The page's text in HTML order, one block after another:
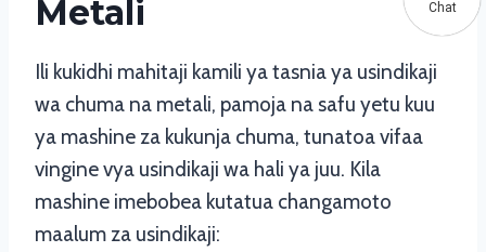
Metali
Ili kukidhi mahitaji kamili ya tasnia ya usindikaji
wa chuma na metali, pamoja na safu yetu kuu
ya mashine za kukunja chuma, tunatoa vifaa
vingine vya usindikaji wa hali ya juu. Kila
mashine imebobea kutatua changamoto
maalum za usindikaji:
Chat